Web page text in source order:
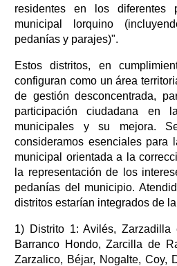
residentes en los diferentes
municipal lorquino
pedanías y parajes)".
Estos distritos, en
configuran como un área
de gestión desconcentrada,
participación ciudadana en
municipales y su mejora.
consideramos esenciales
municipal orientada a la
la representación de los
pedanías del municipio.
distritos estarían integrados de
1) Distrito 1: Avilés, Zarzadilla
Barranco Hondo, Zarcilla de
Zarzalico, Béjar, Nogalte, Coy,